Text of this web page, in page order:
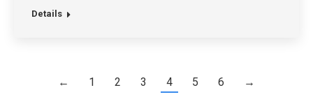
Details
← 1 2 3 4 5 6 →